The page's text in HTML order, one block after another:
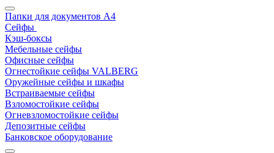
Папки для документов A4
Сейфы
Кэш-боксы
Мебельные сейфы
Офисные сейфы
Огнестойкие сейфы VALBERG
Оружейные сейфы и шкафы
Встраиваемые сейфы
Взломостойкие сейфы
Огневзломостойкие сейфы
Депозитные сейфы
Банковское оборудование